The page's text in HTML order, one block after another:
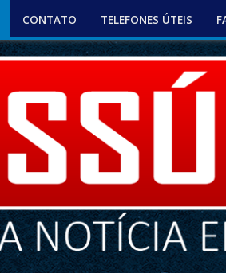
CONTATO TELEFONES ÚTEIS